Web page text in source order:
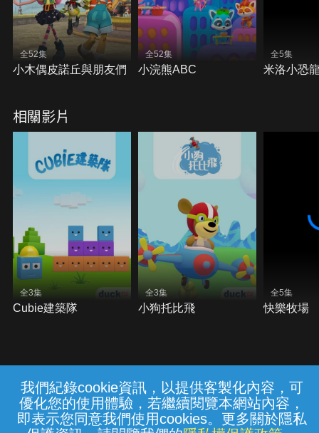
我們紀錄cookie資訊，以提供客製化內容，可
優化您的使用體驗，若繼續閱覽本網站內容，
即表示您同意我們使用cookies。更多關於隱私
全52集
小木偶皮諾丘與朋友們
全52集
小浣熊ABC
全5集
米洛小恐
相關影片
全3集
Cubie建築隊
全3集
小狗托比飛
全5集
快樂牧場
常見問題 線上客服 服務條款 隱私權保護
{{notifyMsg}}